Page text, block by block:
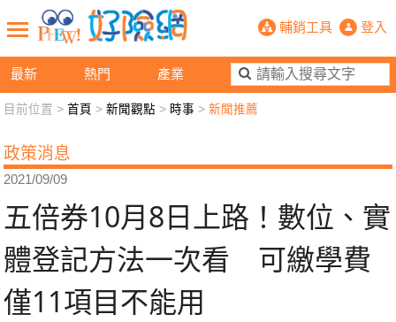
最新 熱門 產業
五倍券10月8日上路！數位、實
輔銷工具 登入
新聞觀點 業務交流 好險懂生活
退休先準備 好險學堂 輔銷工具 活動專區
目前位置 >首頁 >新聞觀點 > 時事 >新聞推薦
政策消息
2021/09/09
五倍券10月8日上路！數位、實
體登記方法一次看 可繳學費
僅11項目不能用